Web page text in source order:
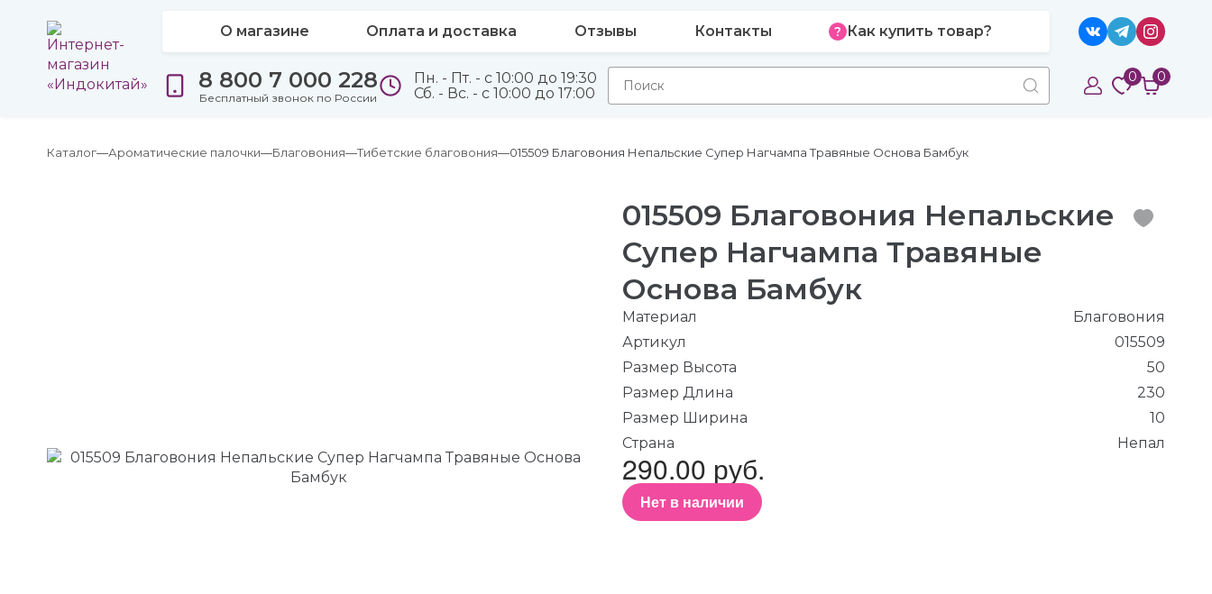
О магазине Оплата и доставка Отзывы Контакты Как купить товар?
8 800 7 000 228
Бесплатный звонок по России
Пн. - Пт. - с 10:00 до 19:30
Сб. - Вс. - с 10:00 до 17:00
0 0
Каталог Ароматические палочки Благовония Тибетские благовония 015509 Благовония Непальские Супер Нагчампа Травяные Основа Бамбук
015509 Благовония Непальские
Супер Нагчампа Травяные
Основа Бамбук
Материал
Благовония
Артикул
015509
Размер Высота
50
Размер Длина
230
Размер Ширина
10
Страна
Непал
290.00 руб.
Нет в наличии